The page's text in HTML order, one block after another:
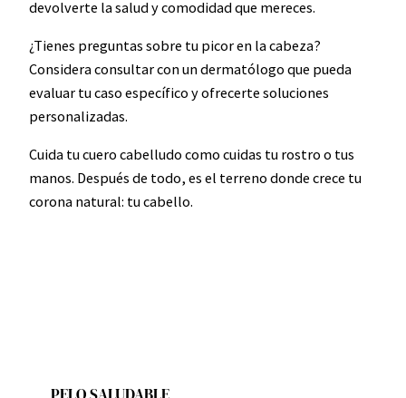
devolverte la salud y comodidad que mereces.
¿Tienes preguntas sobre tu picor en la cabeza?
Considera consultar con un dermatólogo que pueda
evaluar tu caso específico y ofrecerte soluciones
personalizadas.
Cuida tu cuero cabelludo como cuidas tu rostro o tus
manos. Después de todo, es el terreno donde crece tu
corona natural: tu cabello.